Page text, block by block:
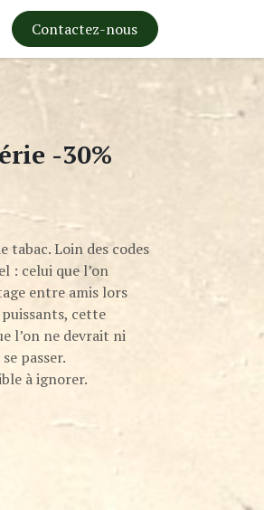
Contactez-nous
-30%
tabac. Loin des codes
: celui que l’on
entre amis lors
puissants, cette
l’on ne devrait ni
passer.
à ignorer.